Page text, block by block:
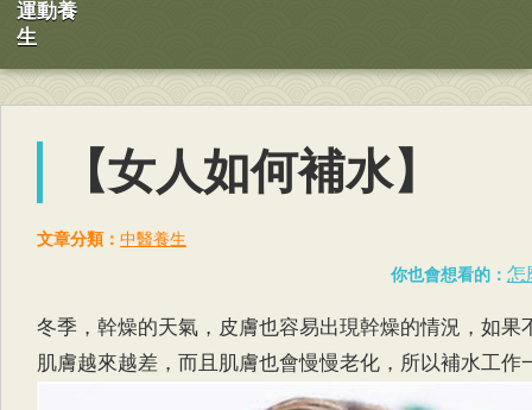
運動養
生
【女人如何補水】
文章分類： 中醫養生
你也會想看的： 怎
冬季，幹燥的天氣，皮膚也容易出現幹燥的情況，如果
肌膚越來越差，而且肌膚也會慢慢老化，所以補水工作